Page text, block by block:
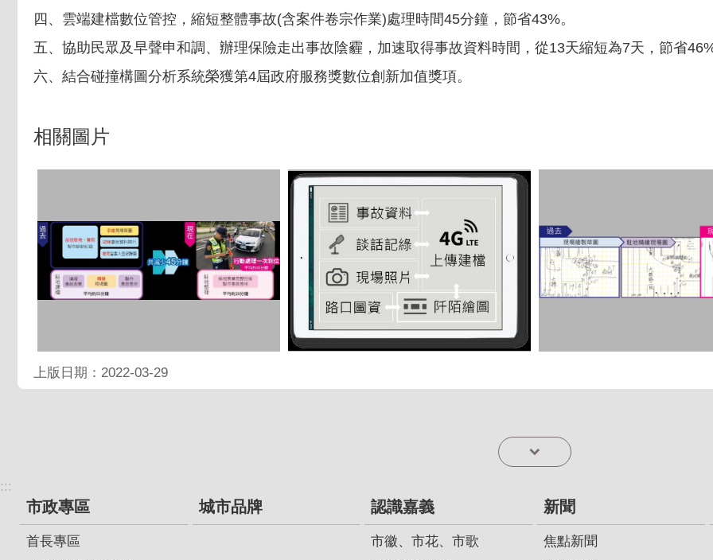
四、雲端建檔數位管控，縮短整體事故(含案件卷宗作業)處理時間45分鐘，節省43%。
五、協助民眾及早聲申和調、辦理保險走出事故陰霾，加速取得事故資料時間，從13天縮短為7天，節省
六、結合碰撞構圖分析系統榮獲第4屆政府服務獎數位創新加值獎項。
相關圖片
上版日期：2022-03-29
:::
市政專區
首長專區
城市品牌 認識嘉義
市徽、市花、市歌
新聞
焦點新聞